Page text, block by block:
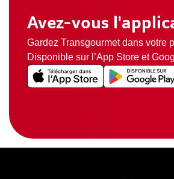
Avez-vous
Gardez Transgourmet dans votre
Disponible sur l’App Store et